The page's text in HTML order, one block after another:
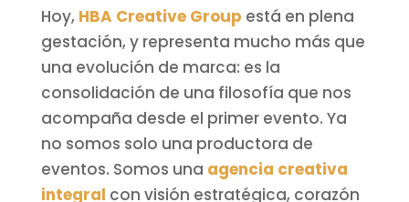
Hoy, HBA Creative Group está en plena
gestación, y representa mucho más que
una evolución de marca: es la
consolidación de una filosofía que nos
acompaña desde el primer evento. Ya
no somos solo una productora de
eventos. Somos una agencia creativa
integral con visión estratégica, corazón